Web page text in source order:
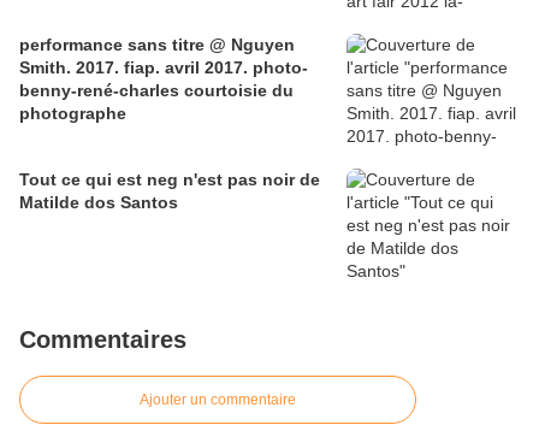
performance sans titre @ Nguyen
Smith. 2017. fiap. avril 2017. photo-
benny-rené-charles courtoisie du
photographe
Tout ce qui est neg n'est pas noir de
Matilde dos Santos
Commentaires
Ajouter un commentaire